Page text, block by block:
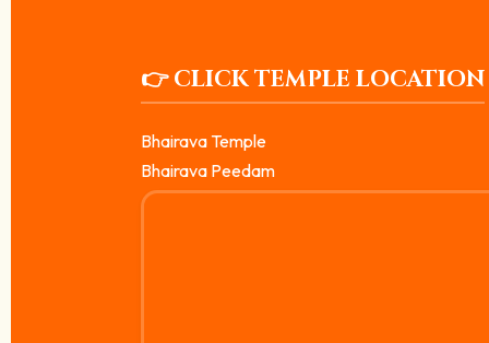
👉 CLICK TEMPLE LOCATION
Bhairava Temple
Bhairava Peedam